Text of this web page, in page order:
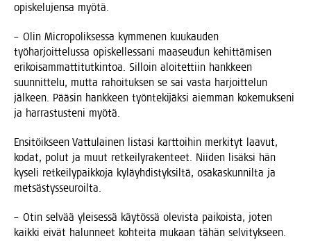
opis­ke­lu­jen­sa myötä.
– Olin Mic­ro­po­lik­ses­sa kym­me­nen kuu­kau­den
työ­har­joit­te­lus­sa opis­kel­les­sa­ni maa­seu­dun kehit­tä­mi­sen
eri­koi­sam­mat­ti­tut­kin­toa. Sil­loin aloi­tet­tiin hank­keen
suun­nit­te­lu, mut­ta rahoi­tuk­sen se sai vas­ta har­joit­te­lun
jäl­keen. Pää­sin hank­keen työn­te­ki­jäk­si aiem­man koke­muk­se­ni
ja har­ras­tus­te­ni myötä.
Ensi­töik­seen Vat­tu­lai­nen lis­ta­si kart­toi­hin mer­ki­tyt laa­vut,
kodat, polut ja muut ret­kei­ly­ra­ken­teet. Nii­den lisäk­si hän
kyse­li ret­kei­ly­paik­ko­ja kyläyh­dis­tyk­sil­tä, osa­kas­kun­nil­ta ja
metsästysseuroilta.
– Otin sel­vää ylei­ses­sä käy­tös­sä ole­vis­ta pai­kois­ta, joten
kaik­ki eivät halun­neet koh­tei­ta mukaan tähän sel­vi­tyk­seen.